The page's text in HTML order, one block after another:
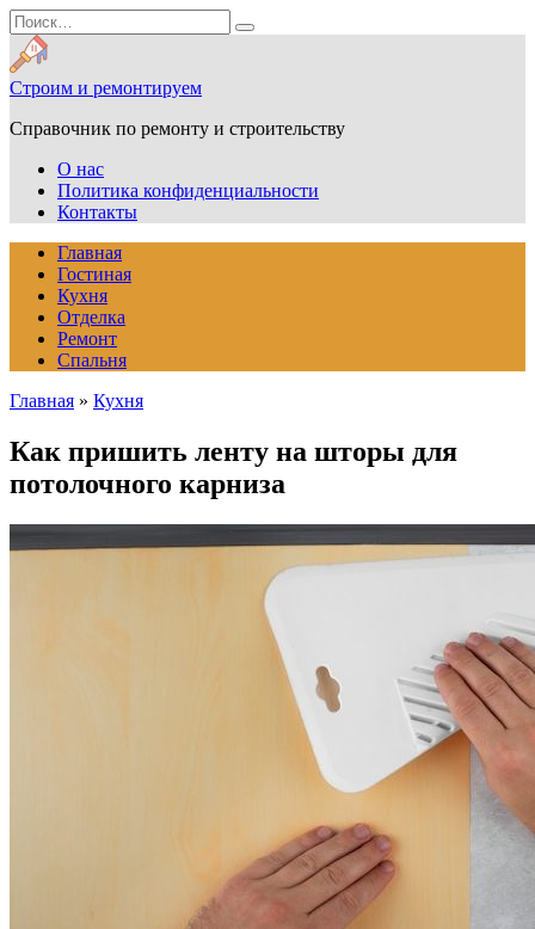
Перейти
к
содержанию
Search
for:
Строим и ремонтируем
Справочник по ремонту и строительству
О нас
Политика конфиденциальности
Контакты
Главная
Гостиная
Кухня
Отделка
Ремонт
Спальня
Главная » Кухня
Как пришить ленту на шторы для
потолочного карниза